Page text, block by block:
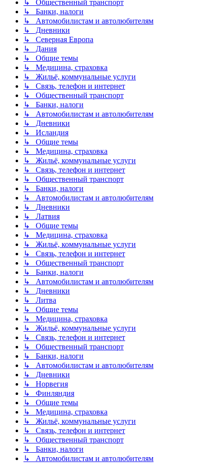
↳ Общественный транспорт
↳ Банки, налоги
↳ Автомобилистам и автолюбителям
↳ Дневники
↳ Северная Европа
↳ Дания
↳ Общие темы
↳ Медицина, страховка
↳ Жильё, коммунальные услуги
↳ Связь, телефон и интернет
↳ Общественный транспорт
↳ Банки, налоги
↳ Автомобилистам и автолюбителям
↳ Дневники
↳ Исландия
↳ Общие темы
↳ Медицина, страховка
↳ Жильё, коммунальные услуги
↳ Связь, телефон и интернет
↳ Общественный транспорт
↳ Банки, налоги
↳ Автомобилистам и автолюбителям
↳ Дневники
↳ Латвия
↳ Общие темы
↳ Медицина, страховка
↳ Жильё, коммунальные услуги
↳ Связь, телефон и интернет
↳ Общественный транспорт
↳ Банки, налоги
↳ Автомобилистам и автолюбителям
↳ Дневники
↳ Литва
↳ Общие темы
↳ Медицина, страховка
↳ Жильё, коммунальные услуги
↳ Связь, телефон и интернет
↳ Общественный транспорт
↳ Банки, налоги
↳ Автомобилистам и автолюбителям
↳ Дневники
↳ Норвегия
↳ Финляндия
↳ Общие темы
↳ Медицина, страховка
↳ Жильё, коммунальные услуги
↳ Связь, телефон и интернет
↳ Общественный транспорт
↳ Банки, налоги
↳ Автомобилистам и автолюбителям